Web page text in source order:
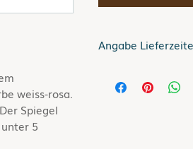
weiss-rosa.
Spiegel
5
Angabe